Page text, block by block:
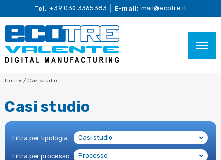
Tel. +39 030 3365383 E-mail: mail@ecotre.it
Home / Casi studio
Casi studio
Filtra per tipologia Casi studio
Filtra per processo Processo